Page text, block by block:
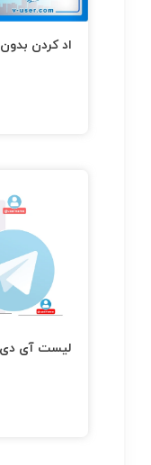
اد کردن بدون
لیست آی دی